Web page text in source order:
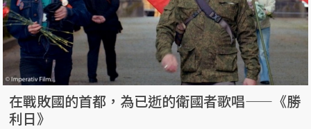
在戰敗國的首都，為已逝的衛國者歌唱——《勝
利日》